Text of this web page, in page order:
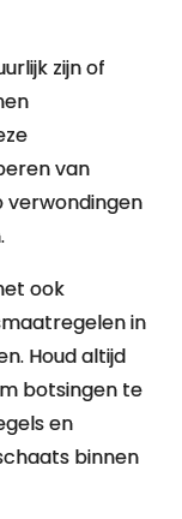
zijn of
van
verwondingen
ook
in
Houd altijd
botsingen te
en
binnen